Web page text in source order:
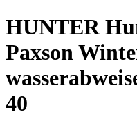
HUNTER
Paxson
40